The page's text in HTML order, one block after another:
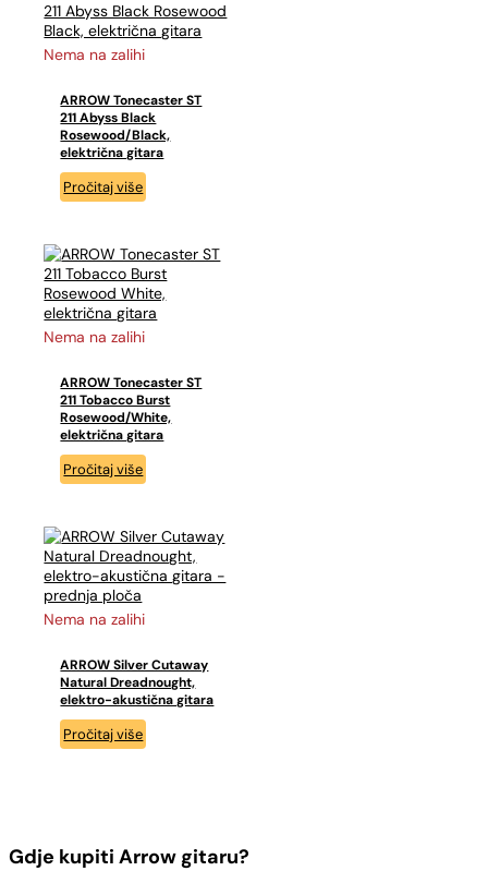
Nema na zalihi
ARROW Tonecaster ST
211 Abyss Black
Rosewood/Black,
električna gitara
Pročitaj više
Nema na zalihi
ARROW Tonecaster ST
211 Tobacco Burst
Rosewood/White,
električna gitara
Pročitaj više
Nema na zalihi
ARROW Silver Cutaway
Natural Dreadnought,
elektro-akustična gitara
Pročitaj više
Gdje kupiti Arrow gitaru?